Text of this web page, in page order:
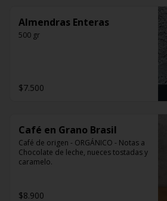
Almendras Enteras
500 gr
$7.500
Café en Grano Brasil
Café de origen - ORGÁNICO - Notas a
Chocolate de leche, nueces tostadas y
caramelo.
$8.900